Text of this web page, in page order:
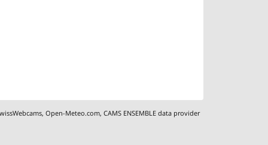
,Open-Meteo.com,CAMS ENSEMBLE data provider